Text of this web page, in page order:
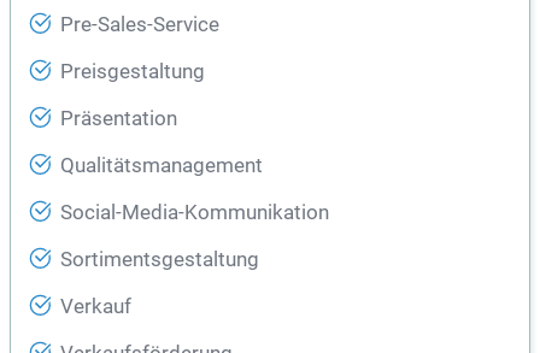
Pre-Sales-Service
Preisgestaltung
Präsentation
Qualitätsmanagement
Social-Media-Kommunikation
Sortimentsgestaltung
Verkauf